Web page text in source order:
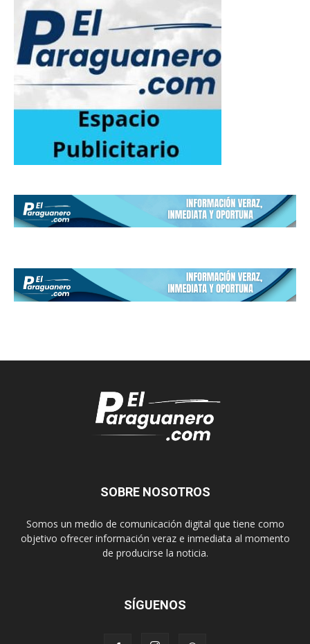
SOBRE NOSOTROS
Somos un medio de comunicación digital que tiene como
objetivo ofrecer información veraz e inmediata al momento
de producirse la noticia.
SÍGUENOS